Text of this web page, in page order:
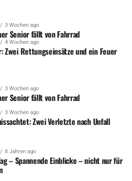
3 Wochen ago
Senior fällt von Fahrrad
4 Wochen ago
Zwei Rettungseinsätze und ein Feuer
3 Wochen ago
Senior fällt von Fahrrad
3 Wochen ago
Zwei Verletzte nach Unfall
8 Jahren ago
– Spannende Einblicke – nicht nur für